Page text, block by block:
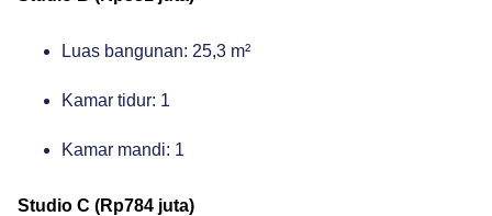
Luas bangunan: 25,3 m²
Kamar tidur: 1
Kamar mandi: 1
Studio C (Rp784 juta)